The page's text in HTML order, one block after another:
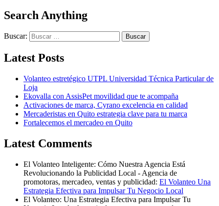
Search Anything
Buscar:
Latest Posts
Volanteo estretégico UTPL Universidad Técnica Particular de
Loja
Ekovalla con AssisPet movilidad que te acompaña
Activaciones de marca, Cyrano excelencia en calidad
Mercaderistas en Quito estrategia clave para tu marca
Fortalecemos el mercadeo en Quito
Latest Comments
El Volanteo Inteligente: Cómo Nuestra Agencia Está
Revolucionando la Publicidad Local - Agencia de
promotoras, mercadeo, ventas y publicidad: El Volanteo Una
Estrategia Efectiva para Impulsar Tu Negocio Local
El Volanteo: Una Estrategia Efectiva para Impulsar Tu